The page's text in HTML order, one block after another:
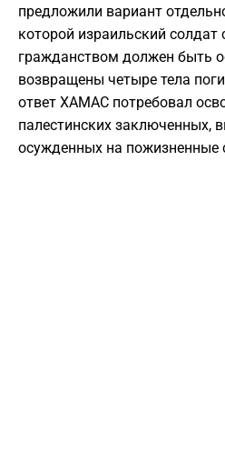
предложили вариант
которой израильский
гражданством должен быть
возвращены четыре тела
ответ ХАМАС потребовал
палестинских заключенных,
осужденных на пожизненные